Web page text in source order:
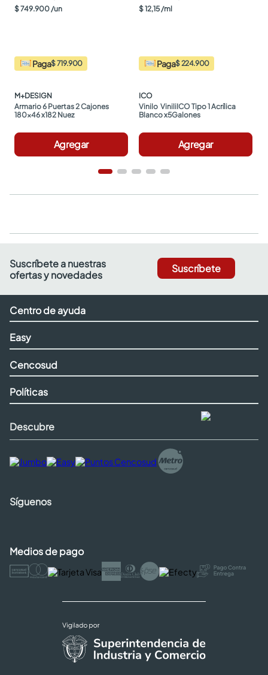
$749.900 /un
Paga$ 719.900
M+DESIGN
Armario 6 Puertas 2 Cajones
180x46 x182 Nuez
Agregar
$12,15 /ml
Paga$ 224.900
ICO
Vinilo  ViniliICO Tipo 1 Acrílica
Blanco x5Galones
Agregar
Suscríbete a nuestras
ofertas y novedades
Suscríbete
Centro de ayuda
Easy
Cencosud
Políticas
Descubre
Síguenos
Medios de pago